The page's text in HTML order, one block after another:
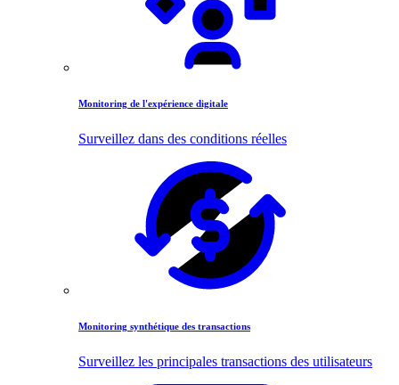
Monitoring de l'expérience digitale
Surveillez dans des conditions réelles
Monitoring synthétique des transactions
Surveillez les principales transactions des utilisateurs